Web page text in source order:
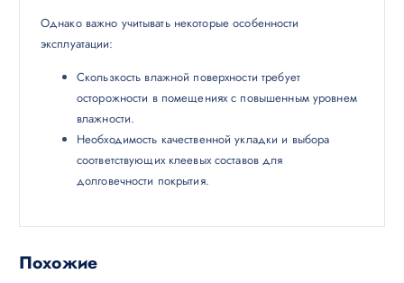
Однако важно учитывать некоторые особенности
эксплуатации:
Скользкость влажной поверхности требует
осторожности в помещениях с повышенным уровнем
влажности.
Необходимость качественной укладки и выбора
соответствующих клеевых составов для
долговечности покрытия.
Похожие